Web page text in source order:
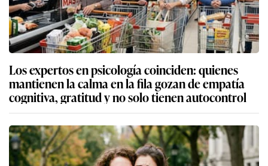
Los expertos en psicología coinciden: quienes
mantienen la calma en la fila gozan de empatía
cognitiva, gratitud y no solo tienen autocontrol